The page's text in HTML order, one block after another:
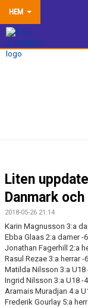
HEM
HEM
DOKUMENTBANK
KONTAKTA OSS
WALL OF FAME
Liten
Danmark och
2018-05-26 21:14
Karin Magnusson 3:a
Ebba Glaas 2:a damer -
Jonathan Fagerhill 2:a
Rasul Rezae 3:a herrar -
Matilda Nilsson 3:a U18
Ingrid Nilsson 3:a U18 -
Aramais Muradjan 4:a
Frederik Gourlay 5:a